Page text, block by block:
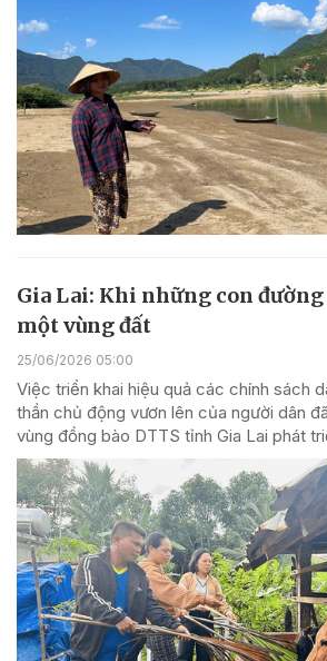
Gia Lai: Khi những con
một vùng đất
25/06/2026 05:00
Việc triển khai hiệu quả các chính sách
thần chủ động vươn lên của người dân
vùng đồng bào DTTS tỉnh Gia Lai phát